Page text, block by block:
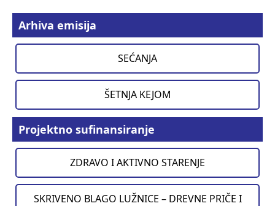
Arhiva emisija
SEĆANJA
ŠETNJA KEJOM
Projektno sufinansiranje
ZDRAVO I AKTIVNO STARENJE
SKRIVENO BLAGO LUŽNICE – DREVNE PRIČE I